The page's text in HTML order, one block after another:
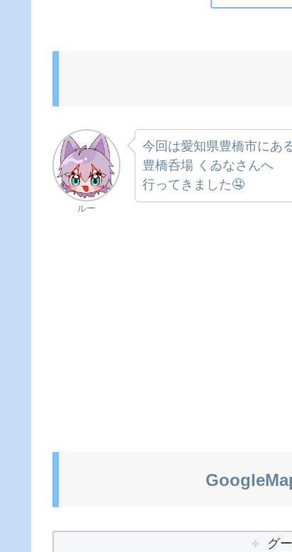
ルー
今回は愛知県豊橋市にあ
豊橋呑場 くゐなさんへ
行ってきました🤤
グ